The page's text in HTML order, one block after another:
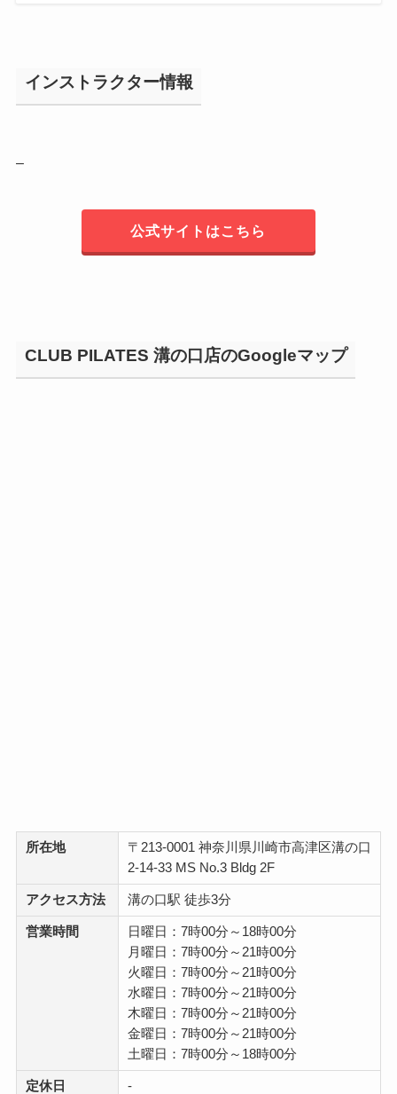
インストラクター情報
–
公式サイトはこちら
CLUB PILATES 溝の口店のGoogleマップ
所在地
〒213-0001 神奈川県川崎市高津区溝の口
2-14-33 MS No.3 Bldg 2F
アクセス方法 溝の口駅 徒歩3分
営業時間
日曜日：7時00分～18時00分
月曜日：7時00分～21時00分
火曜日：7時00分～21時00分
水曜日：7時00分～21時00分
木曜日：7時00分～21時00分
金曜日：7時00分～21時00分
土曜日：7時00分～18時00分
定休日 -